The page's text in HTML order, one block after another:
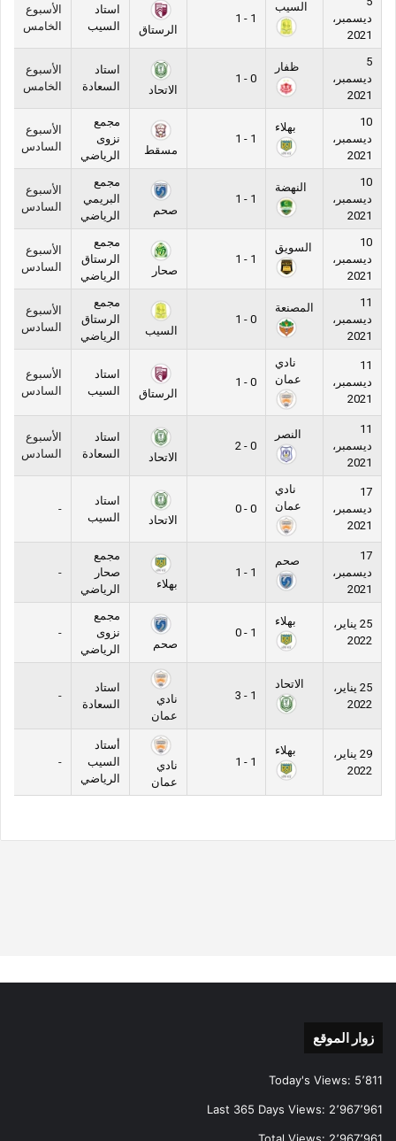
ديسمبر،
2021
السيب
1 - 1
الرستاق
استاد
السيب
الأسبوع
الخامس
5
ديسمبر،
2021
ظفار
0 - 1
الاتحاد
استاد
السعادة
الأسبوع
الخامس
10
ديسمبر،
2021
بهلاء
1 - 1
مسقط
مجمع
نزوى
الرياضي
الأسبوع
السادس
10
ديسمبر،
2021
النهضة
1 - 1
صحم
مجمع
البريمي
الرياضي
الأسبوع
السادس
10
ديسمبر،
2021
السويق
1 - 1
صحار
مجمع
الرستاق
الرياضي
الأسبوع
السادس
11
ديسمبر،
2021
المصنعة
0 - 1
السيب
مجمع
الرستاق
الرياضي
الأسبوع
السادس
11
ديسمبر،
2021
نادي
عمان
0 - 1
الرستاق
استاد
السيب
الأسبوع
السادس
11
ديسمبر،
2021
النصر
0 - 2
الاتحاد
استاد
السعادة
الأسبوع
السادس
17
ديسمبر،
2021
نادي
عمان
0 - 0
الاتحاد
استاد
السيب
-
17
ديسمبر،
2021
صحم
1 - 1
بهلاء
مجمع
صحار
الرياضي
-
25 يناير،
2022
بهلاء
1 - 0
صحم
مجمع
نزوى
الرياضي
-
25 يناير،
2022
الاتحاد
1 - 3
نادي
عمان
استاد
السعادة
-
29 يناير،
2022
بهلاء
1 - 1
نادي
عمان
أستاد
السيب
الرياضي
-
زوار الموقع
Today's Views: 5٬811
Last 365 Days Views: 2٬967٬961